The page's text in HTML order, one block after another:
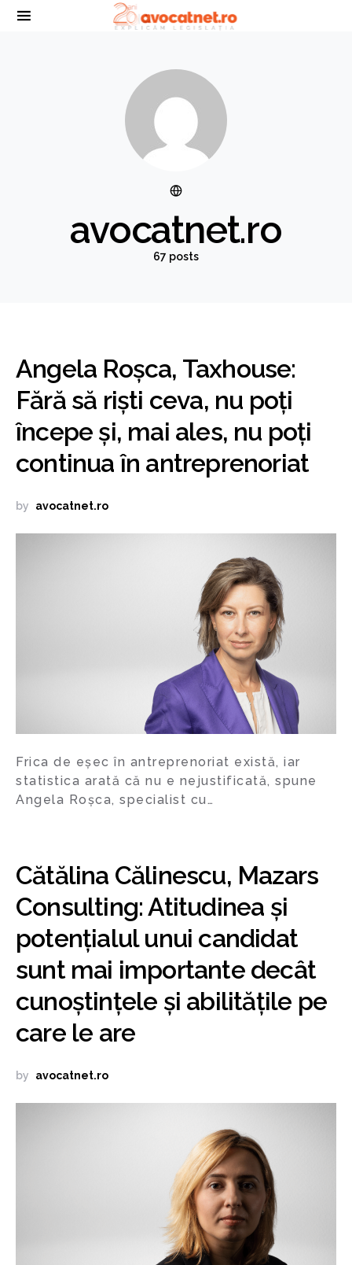
avocatnet.ro
67 posts
Angela Roșca, Taxhouse:
Fără să riști ceva, nu poți
începe și, mai ales, nu poți
continua în antreprenoriat
by avocatnet.ro
Frica de eșec în antreprenoriat există, iar
statistica arată că nu e nejustificată, spune
Angela Roșca, specialist cu…
Cătălina Călinescu, Mazars
Consulting: Atitudinea și
potențialul unui candidat
sunt mai importante decât
cunoștințele și abilitățile pe
care le are
by avocatnet.ro